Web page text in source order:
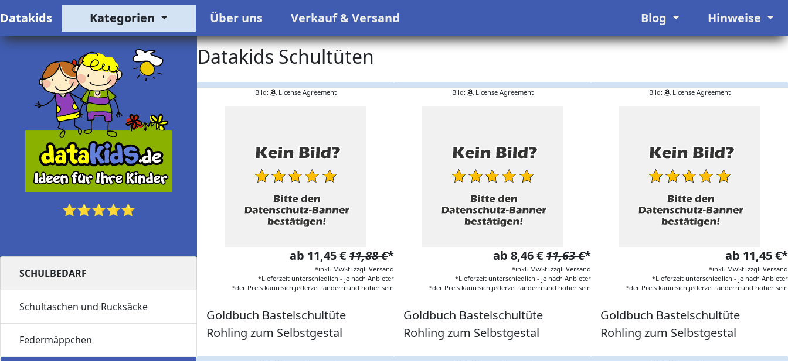
Datakids Kategorien Über uns Verkauf & Versand Blog Hinweise
⭐⭐⭐⭐⭐
SCHULBEDARF
Schultaschen und Rucksäcke
Federmäppchen
Datakids Schultüten
Bild: License Agreement
ab 11,45 €11,88 €*
*inkl. MwSt. zzgl. Versand
*Lieferzeit unterschiedlich - je nach Anbieter
*der Preis kann sich jederzeit ändern und höher sein
Goldbuch Bastelschultüte
Rohling zum Selbstgestal
Bild: License Agreement
ab 8,46 €11,63 €*
*inkl. MwSt. zzgl. Versand
*Lieferzeit unterschiedlich - je nach Anbieter
*der Preis kann sich jederzeit ändern und höher sein
Goldbuch Bastelschultüte
Rohling zum Selbstgestal
Bild: License Agreement
ab 11,45 €*
*inkl. MwSt. zzgl. Versand
*Lieferzeit unterschiedlich - je nach Anbieter
*der Preis kann sich jederzeit ändern und höher sein
Goldbuch Bastelschultüte
Rohling zum Selbstgestal